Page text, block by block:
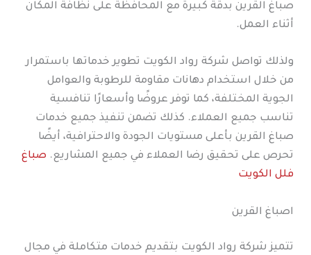
صباغ القرين بدقة كبيرة مع المحافظة على نظافة المكان
أثناء العمل.
ولذلك تواصل شركة رواد الكويت تطوير خدماتها باستمرار
من خلال استخدام دهانات مقاومة للرطوبة والعوامل
الجوية المختلفة، كما توفر عروضًا وأسعارًا تنافسية
تناسب جميع العملاء. كذلك تضمن تنفيذ جميع خدمات
صباغ القرين بأعلى مستويات الجودة والاحترافية، أيضًا
تحرص على تحقيق رضا العملاء في جميع المشاريع. صباغ
فلل الكويت
اصباغ القرين
تتميز شركة رواد الكويت بتقديم خدمات متكاملة في مجال